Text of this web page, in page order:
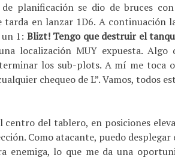
planificación se dio de bruces
tarda en lanzar 1D6. A continuación
1: Blizt! Tengo que destruir el
localización MUY expuesta. Algo
los sub-plots. A mí me toca
chequeo de L”. Vamos, todos
del tablero, en posiciones
Como atacante, puedo
enemiga, lo que me da una